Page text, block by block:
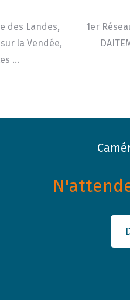
des Landes,
la Vendée,
…
1er